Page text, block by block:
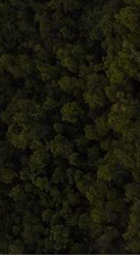
SRL
Salt Bank